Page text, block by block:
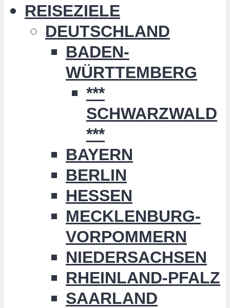
REISEZIELE
DEUTSCHLAND
BADEN-
WÜRTTEMBERG
***
SCHWARZWALD
***
BAYERN
BERLIN
HESSEN
MECKLENBURG-
VORPOMMERN
NIEDERSACHSEN
RHEINLAND-PFALZ
SAARLAND